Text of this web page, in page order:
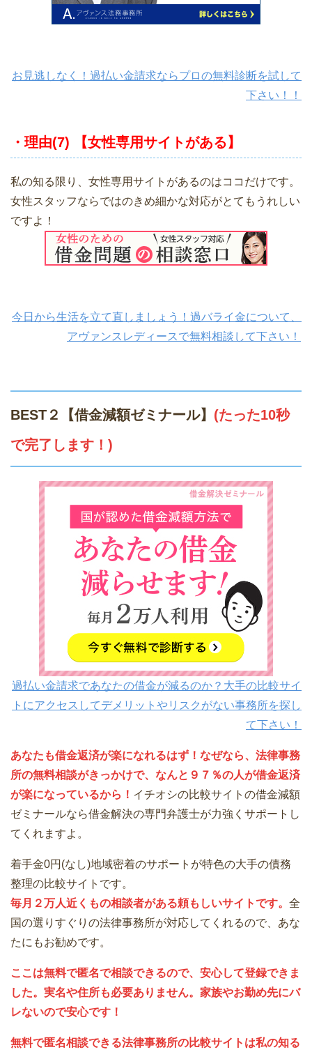
お見逃しなく！過払い金請求ならプロの無料診断を試して
下さい！！
・理由(7) 【女性専用サイトがある】
私の知る限り、女性専用サイトがあるのはココだけです。
女性スタッフならではのきめ細かな対応がとてもうれしい
ですよ！
今日から生活を立て直しましょう！過バライ金について、
アヴァンスレディースで無料相談して下さい！
BEST２【借金減額ゼミナール】 (たった10秒
で完了します！)
過払い金請求であなたの借金が減るのか？大手の比較サイ
トにアクセスしてデメリットやリスクがない事務所を探し
て下さい！
あなたも借金返済が楽になれるはず！なぜなら、法律事務
所の無料相談がきっかけで、なんと９７％の人が借金返済
が楽になっているから！ イチオシの比較サイトの借金減額
ゼミナールなら借金解決の専門弁護士が力強くサポートし
てくれますよ。
着手金0円(なし)地域密着のサポートが特色の大手の債務
整理の比較サイトです。
毎月２万人近くもの相談者がある頼もしいサイトです。 全
国の選りすぐりの法律事務所が対応してくれるので、あな
たにもお勧めです。
ここは無料で匿名で相談できるので、安心して登録できま
した。実名や住所も必要ありません。家族やお勤め先にバ
レないので安心です！
無料で匿名相談できる法律事務所の比較サイトは私の知る